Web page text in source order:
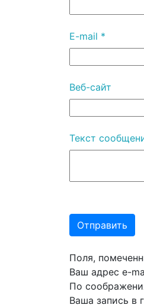
E-mail *
Веб-сайт
Текст
Поля,
Ваш адрес e-
По
Ваша запись в